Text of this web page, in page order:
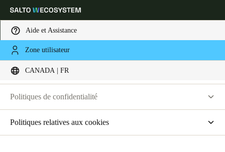
Aide et Assistance
Zone utilisateur
CANADA | FR
Sélectionnez vos paramètres de localisation et de langue
Global Europe
Canada|Français
CONDITIONS D'UTILISATION DU SITE INTERNET
CONFIDENTIALITÉ
CONDITIONS DES EQUIPEMENTS
CONFIDENTIALITÉ
Politiques de confidentialité
Politiques relatives aux cookies